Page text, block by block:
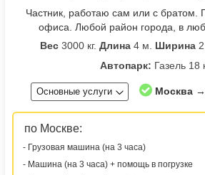
Частник, работаю сам или с братом.
офиса. Любой район города, в
Вес 3000 кг. Длина 4 м. Ширина
Автопарк: Газель 18
Основные услуги Москва
по Москве:
- Грузовая машина (на 3 часа)
- Машина (на 3 часа) + помощь в погрузке